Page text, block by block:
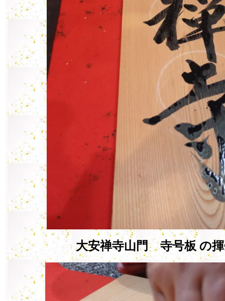
大安禅寺山門 寺号板 の